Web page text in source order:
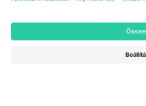
Newark, Delaware 19713, United
States